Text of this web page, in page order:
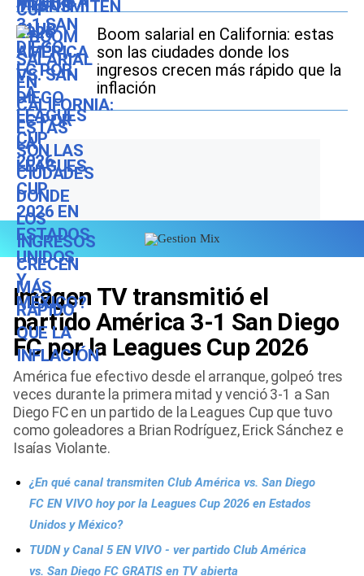
Boom salarial en California: estas
son las ciudades donde los
ingresos crecen más rápido que la
inflación